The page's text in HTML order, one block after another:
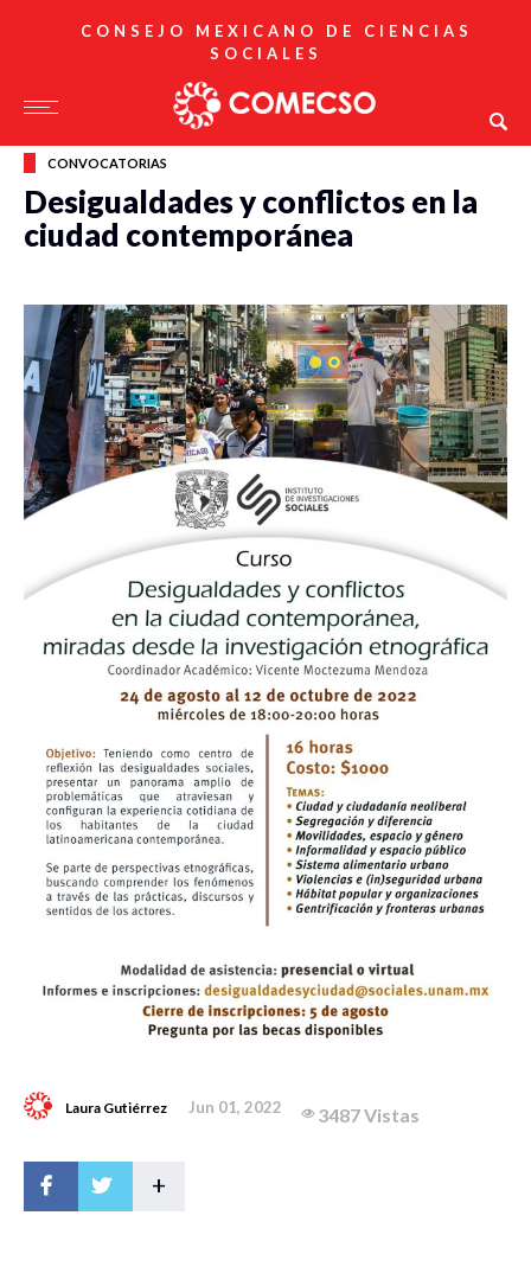
CONSEJO MEXICANO DE CIENCIAS
SOCIALES
CONVOCATORIAS
Desigualdades y conflictos en la
ciudad contemporánea
Laura Gutiérrez Jun 01, 2022 3487 Vistas
+